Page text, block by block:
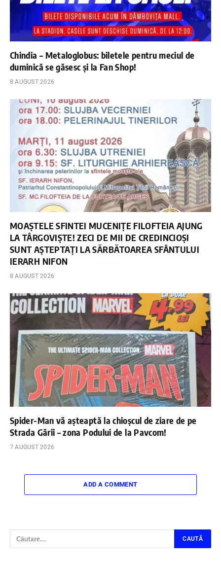
Chindia – Metaloglobus: biletele pentru meciul de
duminică se găsesc și la Fan Shop!
8 AUGUST 2026
MOAȘTELE SFINTEI MUCENIȚE FILOFTEIA AJUNG
LA TÂRGOVIȘTE! ZECI DE MII DE CREDINCIOȘI
SUNT AȘTEPTAȚI LA SĂRBĂTOAREA SFÂNTULUI
IERARH NIFON
8 AUGUST 2026
Spider-Man vă așteaptă la chioșcul de ziare de pe
Strada Gării – zona Podului de la Pavcom!
7 AUGUST 2026
ADD A COMMENT